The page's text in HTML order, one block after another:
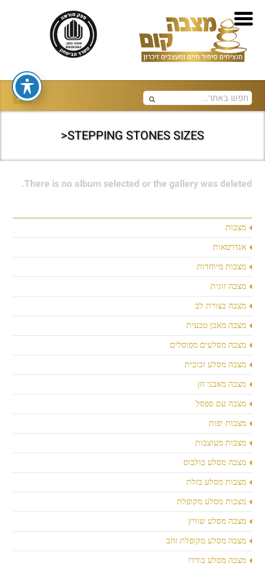
STEPPING STONES SIZES<
מצבות
אנדרטאות
מצבות מיוחדות
מצבה זוגית
מצבה בצורת לב
מצבה מאבן טבעית
מצבה מסלעים מפוסלים
מצבה מסלע זכוכית
מצבה מאבני חן
מצבה עם ספסל
מצבות יפות
מצבות מעוצבות
מצבה מסלע בולבוס
מצבות מסלע בזלת
מצבות מסלע מקופלת
מצבה מסלע שוויץ
מצבה מסלע מקופלת זהב
מצבה מסלע בורדו
There is no album selected or the gallery was deleted.